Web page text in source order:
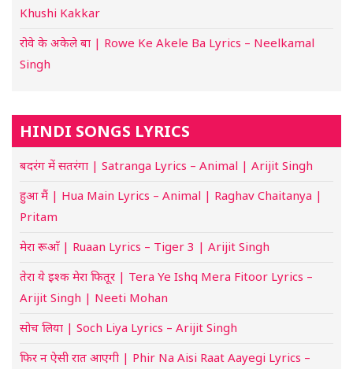
Khushi Kakkar
रोवे के अकेले बा | Rowe Ke Akele Ba Lyrics – Neelkamal
Singh
HINDI SONGS LYRICS
बदरंग में सतरंगा | Satranga Lyrics – Animal | Arijit Singh
हुआ मैं | Hua Main Lyrics – Animal | Raghav Chaitanya |
Pritam
मेरा रूआँ | Ruaan Lyrics – Tiger 3 | Arijit Singh
तेरा ये इश्क मेरा फितूर | Tera Ye Ishq Mera Fitoor Lyrics –
Arijit Singh | Neeti Mohan
सोच लिया | Soch Liya Lyrics – Arijit Singh
फिर न ऐसी रात आएगी | Phir Na Aisi Raat Aayegi Lyrics –